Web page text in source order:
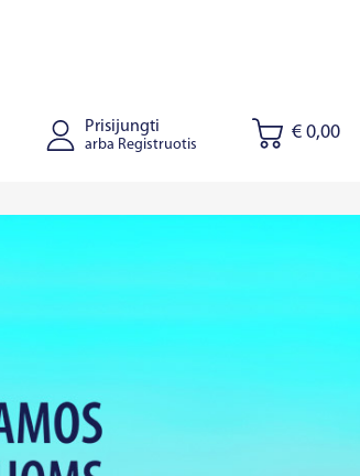
Prisijungti
arba Registruotis
€ 0,00